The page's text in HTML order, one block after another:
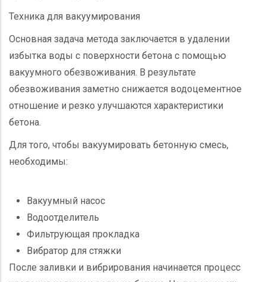
Техника для вакуумирования
Основная задача метода заключается в удалении
избытка воды с поверхности бетона с помощью
вакуумного обезвоживания. В результате
обезвоживания заметно снижается водоцементное
отношение и резко улучшаются характеристики
бетона.
Для того, чтобы вакуумировать бетонную смесь,
необходимы:
Вакуумный насос
Водоотделитель
Фильтрующая прокладка
Вибратор для стяжки
После заливки и вибрирования начинается процесс